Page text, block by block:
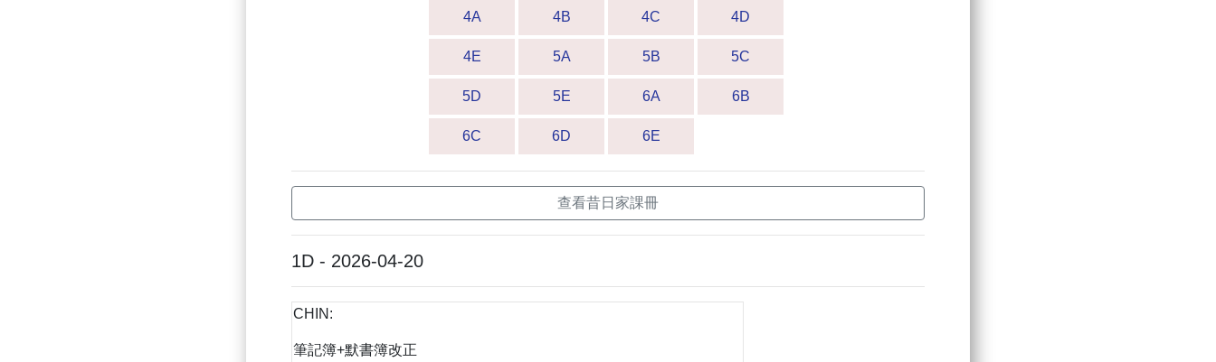
4A 4B 4C 4D
4E 5A 5B 5C
5D 5E 6A 6B
6C 6D 6E
查看昔日家課冊
1D - 2026-04-20
CHIN:
筆記簿+默書簿改正